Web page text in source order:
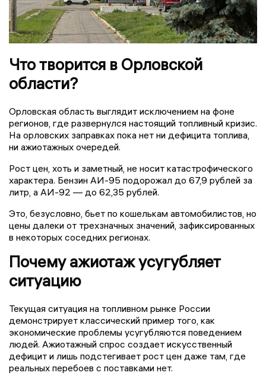
Что творится в Орловской
области?
Орловская область выглядит исключением на фоне
регионов, где развернулся настоящий топливный кризис.
На орловских заправках пока нет ни дефицита топлива,
ни ажиотажных очередей.
Рост цен, хоть и заметный, не носит катастрофического
характера. Бензин АИ-95 подорожал до 67,9 рублей за
литр, а АИ-92 — до 62,35 рублей.
Это, безусловно, бьет по кошелькам автомобилистов, но
цены далеки от трехзначных значений, зафиксированных
в некоторых соседних регионах.
Почему ажиотаж усугубляет
ситуацию
Текущая ситуация на топливном рынке России
демонстрирует классический пример того, как
экономические проблемы усугубляются поведением
людей. Ажиотажный спрос создает искусственный
дефицит и лишь подстегивает рост цен даже там, где
реальных перебоев с поставками нет.